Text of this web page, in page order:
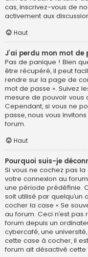
cas, inscrivez-vous de
activement aux
Haut
J’ai perdu mon mot de
Pas de panique ! Bien
être récupéré, il peut
rendre sur la page de
mot de passe ». Suivez
mesure de pouvoir vous
Cependant, si vous ne
passe, nous vous
forum.
Haut
Pourquoi suis-je
Si vous ne cochez pas
votre connexion au
une période prédéfinie.
soit utilisé par quelqu’un
cocher la case « Se
au forum. Ceci n’est
forum depuis un
cybercafé, une
cette case à cocher, il
forum ait désactivé cette